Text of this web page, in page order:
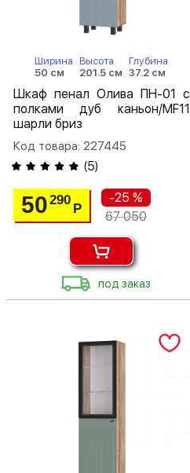
Ширина
50 см
Высота
201.5 см
Глубина
37.2 см
Шкаф пенал Олива ПН-01 с
полками дуб каньон/MF11
шарли бриз
Код товара: 227445
(5)
50290
Р
-25 %
67 050
под заказ